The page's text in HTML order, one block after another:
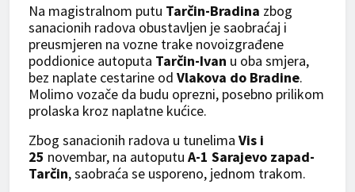
Na magistralnom putu Tarčin-Bradina zbog
sanacionih radova obustavljen je saobraćaj i
preusmjeren na vozne trake novoizgrađene
poddionice autoputa Tarčin-Ivan u oba smjera,
bez naplate cestarine od Vlakova do Bradine.
Molimo vozače da budu oprezni, posebno prilikom
prolaska kroz naplatne kućice.
Zbog sanacionih radova u tunelima Vis i
25 novembar, na autoputu A-1 Sarajevo zapad-
Tarčin, saobraća se usporeno, jednom trakom.